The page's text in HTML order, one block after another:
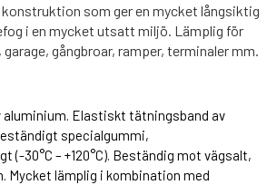
som ger en mycket långsiktig
i en mycket utsatt miljö. Lämplig för
gångbroar, ramper, terminaler mm.
aluminium. Elastiskt tätningsband av
specialgummi,
(-30°C – +120°C). Beständig mot vägsalt,
Mycket lämplig i kombination med